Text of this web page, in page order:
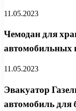
11.05.2023
Чемодан для
автомобильных
11.05.2023
Эвакуатор
автомобиль для